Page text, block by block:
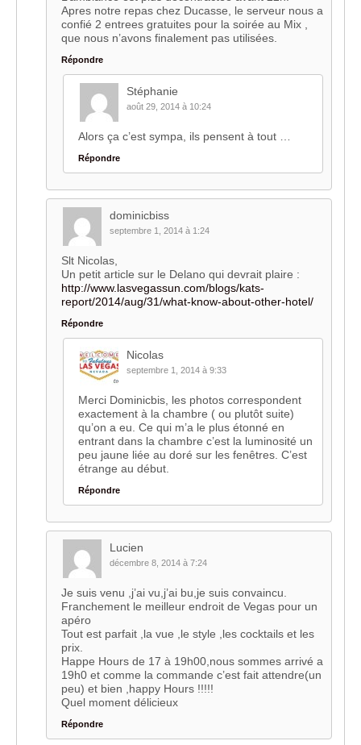
Apres notre repas chez Ducasse, le serveur nous a
confié 2 entrees gratuites pour la soirée au Mix ,
que nous n’avons finalement pas utilisées.
Répondre
Stéphanie
août 29, 2014 à 10:24
Alors ça c’est sympa, ils pensent à tout …
Répondre
dominicbiss
septembre 1, 2014 à 1:24
Slt Nicolas,
Un petit article sur le Delano qui devrait plaire :
http://www.lasvegassun.com/blogs/kats-
report/2014/aug/31/what-know-about-other-hotel/
Répondre
Nicolas
septembre 1, 2014 à 9:33
Merci Dominicbis, les photos correspondent
exactement à la chambre ( ou plutôt suite)
qu’on a eu. Ce qui m’a le plus étonné en
entrant dans la chambre c’est la luminosité un
peu jaune liée au doré sur les fenêtres. C’est
étrange au début.
Répondre
Lucien
décembre 8, 2014 à 7:24
Je suis venu ,j’ai vu,j’ai bu,je suis convaincu.
Franchement le meilleur endroit de Vegas pour un
apéro
Tout est parfait ,la vue ,le style ,les cocktails et les
prix.
Happe Hours de 17 à 19h00,nous sommes arrivé a
19h0 et comme la commande c’est fait attendre(un
peu) et bien ,happy Hours !!!!!
Quel moment délicieux
Répondre